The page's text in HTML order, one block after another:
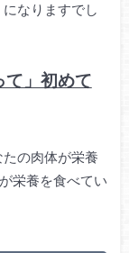
なりますでし
て」初めて
の肉体が栄養
栄養を食べてい